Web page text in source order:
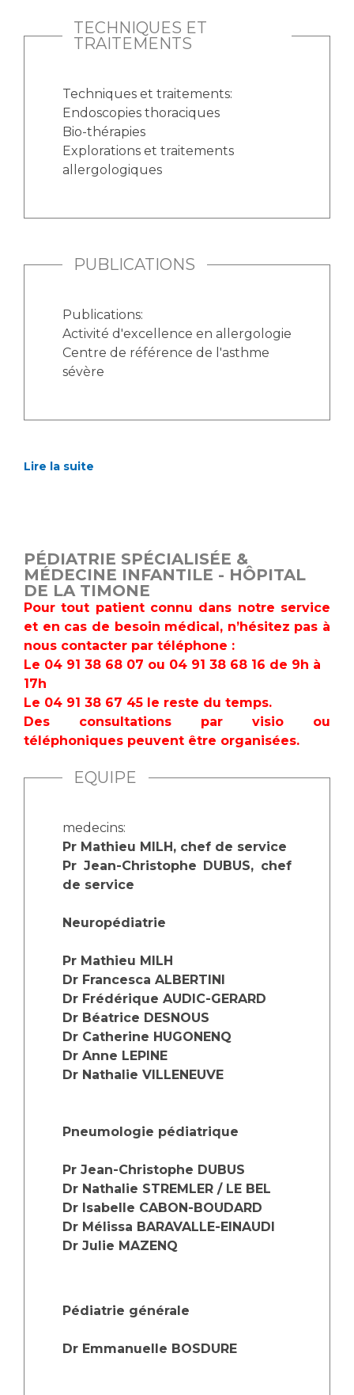
TECHNIQUES ET
TRAITEMENTS
Techniques et traitements:
Endoscopies thoraciques
Bio-thérapies
Explorations et traitements
allergologiques
PUBLICATIONS
Publications:
Activité d'excellence en allergologie
Centre de référence de l'asthme
sévère
Lire la suite
PÉDIATRIE SPÉCIALISÉE &
MÉDECINE INFANTILE - HÔPITAL
DE LA TIMONE
Pour tout patient connu dans notre service
et en cas de besoin médical, n’hésitez pas à
nous contacter par téléphone :
Le 04 91 38 68 07 ou 04 91 38 68 16 de 9h à
17h
Le 04 91 38 67 45 le reste du temps.
Des consultations par visio ou
téléphoniques peuvent être organisées.
EQUIPE
medecins:
Pr Mathieu MILH, chef de service
Pr Jean-Christophe DUBUS, chef
de service
Neuropédiatrie
Pr Mathieu MILH
Dr Francesca ALBERTINI
Dr Frédérique AUDIC-GERARD
Dr Béatrice DESNOUS
Dr Catherine HUGONENQ
Dr Anne LEPINE
Dr Nathalie VILLENEUVE
Pneumologie pédiatrique
Pr Jean-Christophe DUBUS
Dr Nathalie STREMLER / LE BEL
Dr Isabelle CABON-BOUDARD
Dr Mélissa BARAVALLE-EINAUDI
Dr Julie MAZENQ
Pédiatrie générale
Dr Emmanuelle BOSDURE